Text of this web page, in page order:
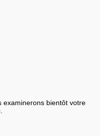
examinerons bientôt votre